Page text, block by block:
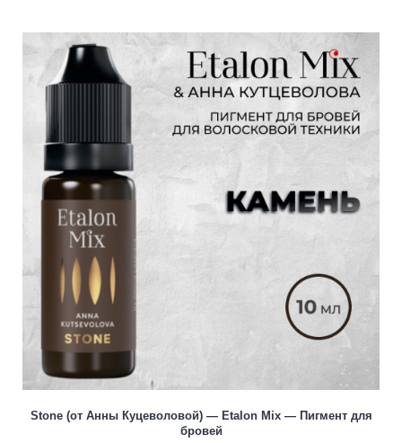
Stone (от Анны Куцеволовой) — Etalon Mix — Пигмент для
бровей